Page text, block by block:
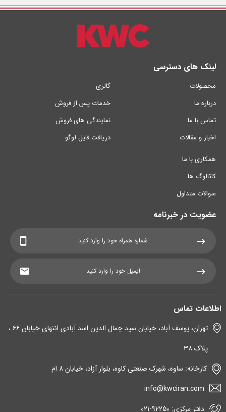
لینک های دسترسی
محصولات
درباره ما
تماس با ما
اخبار و مقالات
گالری
خدمات پس از فروش
نمایندگی های فروش
دریافت فایل لوگو
همکاری با ما
کاتالوگ ها
سوالات متداول
عضویت در خبرنامه
اطلاعات تماس
تهران، یوسف آباد، خیابان سید جمال الدین اسد آبادی انتهای خیابان ۶۶ ،
پلاک ۳۸
کارخانه: ساوه، شهرک صنعتی کاوه، بلوار آزاد، خیابان 8 ام
info@kwciran.com
دفتر مرکزی: 92250-۰۲۱